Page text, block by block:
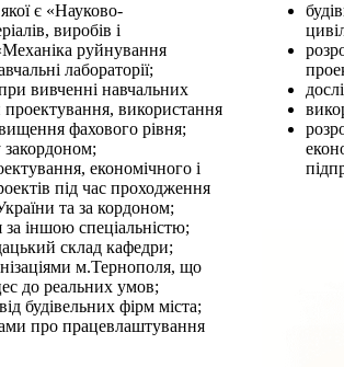
є «Науково-
виробів і
руйнування
лабораторії;
вивченні навчальних
використання
фахового рівня;
економічного і
під час проходження
та за кордоном;
іншою спеціальністю;
склад кафедри;
м.Тернополя, що
до реальних умов;
будівельних фірм міста;
про працевлаштування